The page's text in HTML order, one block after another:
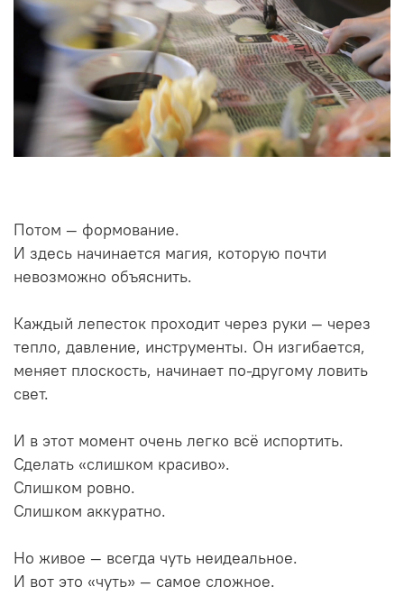
Потом — формование.
И здесь начинается магия, которую почти
невозможно объяснить.
Каждый лепесток проходит через руки — через
тепло, давление, инструменты. Он изгибается,
меняет плоскость, начинает по-другому ловить
свет.
И в этот момент очень легко всё испортить.
Сделать «слишком красиво».
Слишком ровно.
Слишком аккуратно.
Но живое — всегда чуть неидеальное.
И вот это «чуть» — самое сложное.